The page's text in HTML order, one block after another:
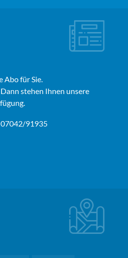
Abo für Sie.
stehen Ihnen unsere
07042/91935